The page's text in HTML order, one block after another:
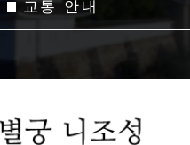
교통 안내